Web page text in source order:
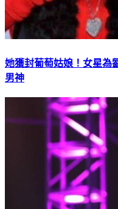
她獲封葡萄姑娘！女星
男神